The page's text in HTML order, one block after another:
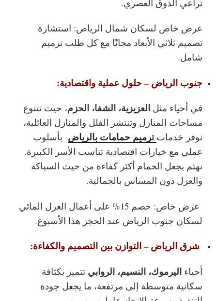
تراعي الذوق العصري.
عرض خاص لسكان شمال الرياض: استشارة
تصميم ثلاثي الأبعاد مجانًا مع كل طلب ترميم
شامل.
جنوب الرياض – حلول عملية واقتصادية:
في أحياء مثل العزيزية، الشفا، الحزم، حيث تتنوع
مساحات المنازل وتنتشر الفلل والمنازل العائلية،
نوفر خدمات ترميم حمامات بالرياض بأسلوب
عملي مع خيارات اقتصادية تناسب الأسر الكبيرة.
نهتم بجعل الحمام أكثر كفاءة من حيث السباكة
والعزل دون المساس بالجمالية.
عرض خاص: خصم 15% على أعمال العزل المائي
لسكان جنوب الرياض عند الحجز هذا الأسبوع.
شرق الرياض – التوازن بين التصميم والكفاءة:
أحياء اليرموك، النسيم، الروابي تتميز بكثافة
سكانية متوسطة إلى مرتفعة، ما يجعل جودة